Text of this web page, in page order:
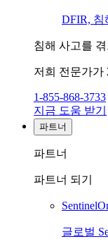
DFIR, 침
침해 사고를
저희 전문가가
1-855-868-3733
지금 도움 받기
파트너
파트너
파트너 되기
글로벌